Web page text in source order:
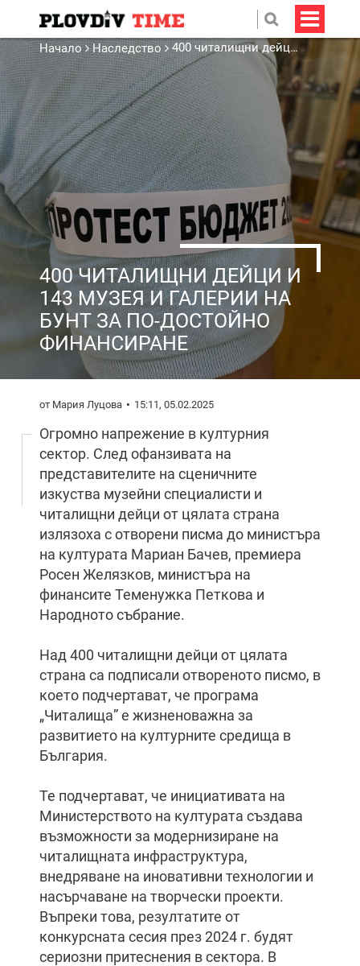
Начало Наследство 400 читалищни дейци и 143 музея и галерии на бунт за по-достойно финансиране
400 ЧИТАЛИЩНИ ДЕЙЦИ И
143 МУЗЕЯ И ГАЛЕРИИ НА
БУНТ ЗА ПО-ДОСТОЙНО
ФИНАНСИРАНЕ
от Мария Луцова 15:11, 05.02.2025
Огромно напрежение в културния
сектор. След офанзивата на
представителите на сценичните
изкуства музейни специалисти и
читалищни дейци от цялата страна
излязоха с отворени писма до министъра
на културата Мариан Бачев, премиера
Росен Желязков, министъра на
финансите Теменужка Петкова и
Народното събрание.
Над 400 читалищни дейци от цялата
страна са подписали отвореното писмо, в
което подчертават, че програма
„Читалища” е жизненоважна за
развитието на културните средища в
България.
Те подчертават, че инициативата на
Министерството на културата създава
възможности за модернизиране на
читалищната инфраструктура,
внедряване на иновативни технологии и
насърчаване на творчески проекти.
Въпреки това, резултатите от
конкурсната сесия през 2024 г. будят
сериозни притеснения в сектора. В